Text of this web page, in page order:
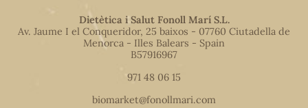
Dietètica i Salut Fonoll Marí S.L.
Av. Jaume I el Conqueridor, 25 baixos - 07760 Ciutadella de
Menorca - Illes Balears - Spain
B57916967
971 48 06 15
biomarket@fonollmari.com